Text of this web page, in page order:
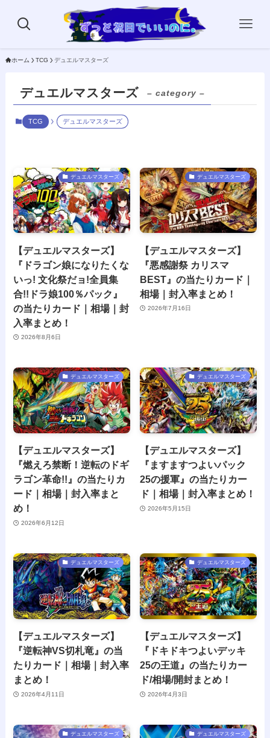
ホーム TCG デュエルマスターズ
デュエルマスターズ – category –
TCG デュエルマスターズ
デュエルマスターズ
【デュエルマスターズ】
『ドラゴン娘になりたくな
いっ! 文化祭だョ!全員集
合!!ドラ娘100％パック』
の当たりカード｜相場｜封
入率まとめ！
2026年8月6日
デュエルマスターズ
【デュエルマスターズ】
『悪感謝祭 カリスマ
BEST』の当たりカード｜
相場｜封入率まとめ！
2026年7月16日
デュエルマスターズ
【デュエルマスターズ】
『燃えろ禁断！逆転のドギ
ラゴン革命!!』の当たりカ
ード｜相場｜封入率まと
め！
2026年6月12日
デュエルマスターズ
【デュエルマスターズ】
『ますますつよいパック
25の援軍』の当たりカー
ド｜相場｜封入率まとめ！
2026年5月15日
デュエルマスターズ
【デュエルマスターズ】
『逆転神VS切札竜』の当
たりカード｜相場｜封入率
まとめ！
2026年4月11日
デュエルマスターズ
【デュエルマスターズ】
『ドキドキつよいデッキ
25の王道』の当たりカー
ド/相場/開封まとめ！
2026年4月3日
デュエルマスターズ デュエルマスターズ